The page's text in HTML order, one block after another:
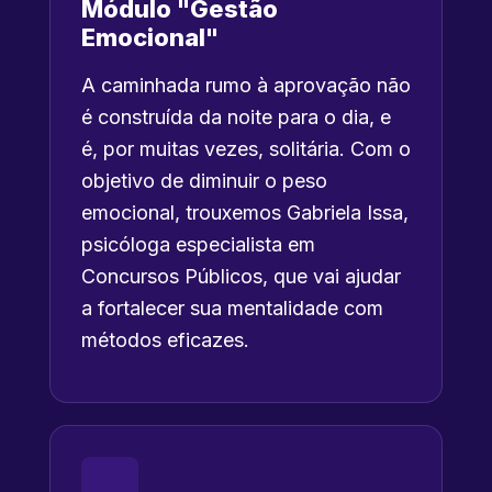
Módulo "Gestão
Emocional"
A caminhada rumo à aprovação não
é construída da noite para o dia, e
é, por muitas vezes, solitária. Com o
objetivo de diminuir o peso
emocional, trouxemos Gabriela Issa,
psicóloga especialista em
Concursos Públicos, que vai ajudar
a fortalecer sua mentalidade com
métodos eficazes.